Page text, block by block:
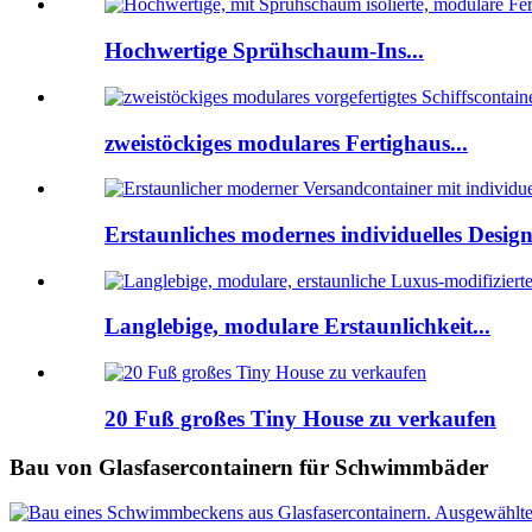
Hochwertige Sprühschaum-Ins...
zweistöckiges modulares Fertighaus...
Erstaunliches modernes individuelles
Langlebige, modulare Erstaunlichkeit...
20 Fuß großes Tiny House zu verkaufen
Bau von Glasfasercontainern für Schwimmbäder